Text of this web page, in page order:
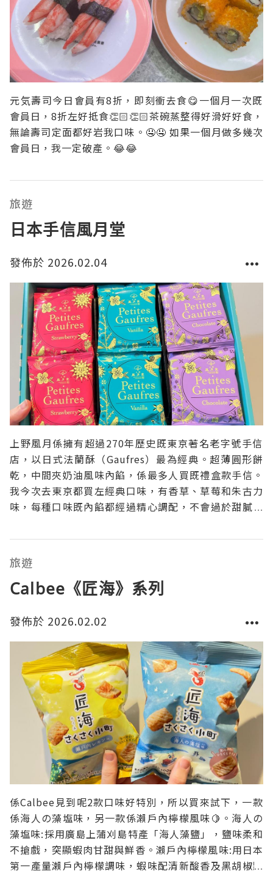
元気壽司今日會員有8折，即刻衝去食😋一個月一次既
會員日，8折左好抵食👏🏻👏🏻茶碗蒸整得好滑好好食，
無論壽司定面都好岩我口味。🤤🤤 如果一個月做多幾次
會員日，我一定破產。😂😂
旅遊
日本手信風月堂
發佈於 2026.02.04
上野風月係擁有超過270年歷史既東京著名老字號手信
店，以日式法蘭酥（Gaufres）最為經典。超薄圓形餅
乾，中間夾奶油風味內餡，係最多人買既禮盒款手信。
我今次去東京都買左經典口味，有香草、草莓和朱古力
味，每種口味既內餡都經過精心調配，不會過於甜膩，
都食到停唔到口，一次要食3-4包😋😋。
旅遊
Calbee《匠海》系列
發佈於 2026.02.02
係Calbee見到呢2款口味好特別，所以買來試下，一款
係海人の藻塩味，另一款係瀨戶內檸檬風味🍋。海人の
藻塩味:採用廣島上蒲刈島特產「海人藻鹽」，鹽味柔和
不搶戲，突顯蝦肉甘甜與鮮香。瀨戶內檸檬風味:用日本
第一產量瀨戶內檸檬調味，蝦味配清新酸香及黑胡椒點